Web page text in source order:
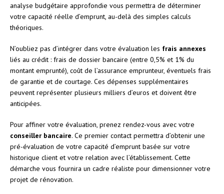
analyse budgétaire approfondie vous permettra de déterminer
votre capacité réelle d’emprunt, au-delà des simples calculs
théoriques.
N’oubliez pas d’intégrer dans votre évaluation les frais annexes
liés au crédit : frais de dossier bancaire (entre 0,5% et 1% du
montant emprunté), coût de l’assurance emprunteur, éventuels frais
de garantie et de courtage. Ces dépenses supplémentaires
peuvent représenter plusieurs milliers d’euros et doivent être
anticipées.
Pour affiner votre évaluation, prenez rendez-vous avec votre
conseiller bancaire. Ce premier contact permettra d’obtenir une
pré-évaluation de votre capacité d’emprunt basée sur votre
historique client et votre relation avec l’établissement. Cette
démarche vous fournira un cadre réaliste pour dimensionner votre
projet de rénovation.